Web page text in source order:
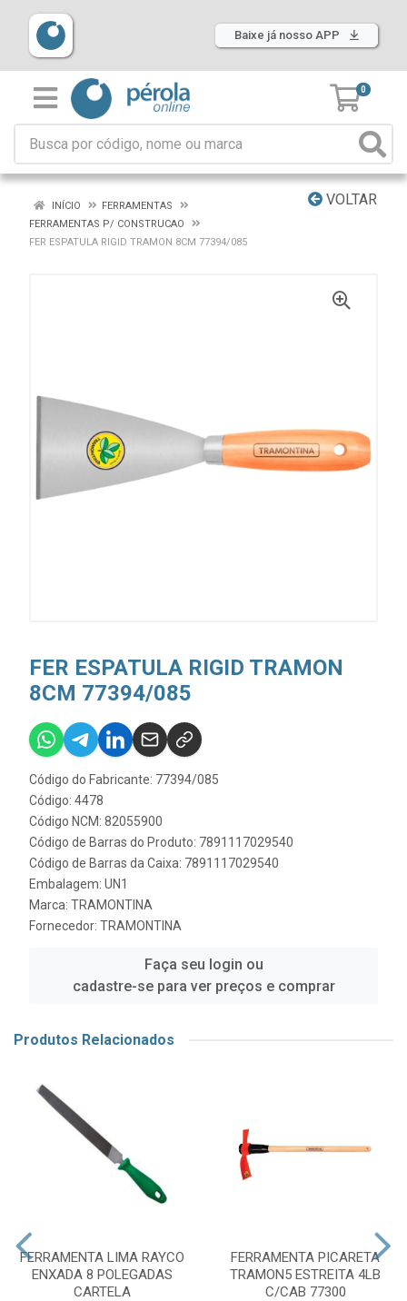
Baixe já nosso APP
0
VOLTAR
INÍCIO
FERRAMENTAS
FERRAMENTAS P/ CONSTRUCAO
FER ESPATULA RIGID TRAMON 8CM 77394/085
FER ESPATULA RIGID TRAMON
8CM 77394/085
Código do Fabricante: 77394/085
Código: 4478
Código NCM: 82055900
Código de Barras do Produto: 7891117029540
Código de Barras da Caixa: 7891117029540
Embalagem: UN1
Marca: TRAMONTINA
Fornecedor: TRAMONTINA
Faça seu login ou
cadastre-se para ver preços e comprar
Produtos Relacionados
FERRAMENTA LIMA RAYCO
ENXADA 8 POLEGADAS
CARTELA
FERRAMENTA PICARETA
TRAMON5 ESTREITA 4LB
C/CAB 77300